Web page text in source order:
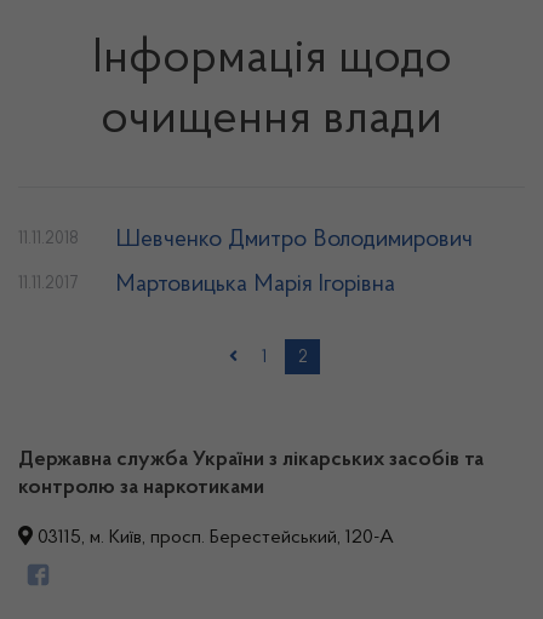
Інформація щодо
очищення влади
11.11.2018 Шевченко Дмитро Володимирович
11.11.2017 Мартовицька Марія Ігорівна
2
Державна служба України з лікарських засобів та
контролю за наркотиками
03115, м. Київ, просп. Берестейський, 120-А